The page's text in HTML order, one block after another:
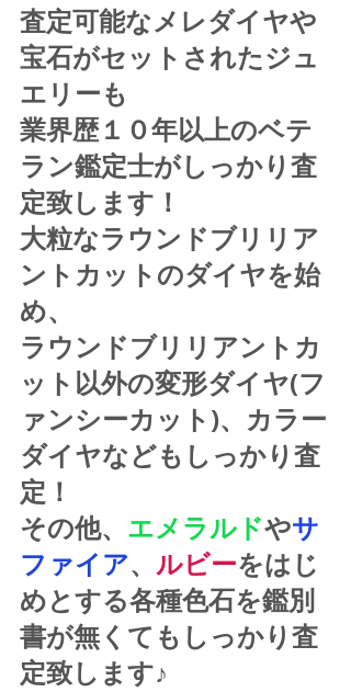
査定可能なメレダイヤや
宝石がセットされたジュ
エリーも
業界歴１０年以上のベテ
ラン鑑定士がしっかり査
定致します！
大粒なラウンドブリリア
ントカットのダイヤを始
め、
ラウンドブリリアントカ
ット以外の変形ダイヤ(フ
ァンシーカット)、カラー
ダイヤなどもしっかり査
定！
その他、 エメラルドやサ
ファイア、 ルビーをはじ
めとする各種色石を鑑別
書が無くてもしっかり査
定致します♪